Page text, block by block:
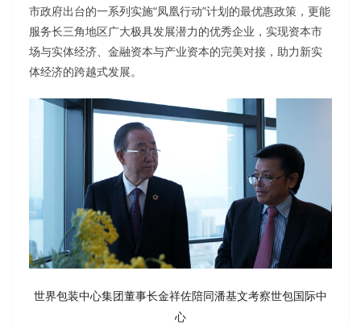
市政府出台的一系列实施“凤凰行动”计划的最优惠政策，更能
服务长三角地区广大极具发展潜力的优秀企业，实现资本市
场与实体经济、金融资本与产业资本的完美对接，助力新实
体经济的跨越式发展。
世界包装中心集团董事长金祥佐陪同潘基文考察世包国际中
心